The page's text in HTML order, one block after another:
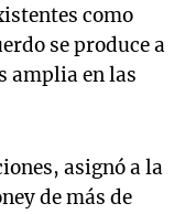
como
se produce a
amplia en las
asignó a la
de más de